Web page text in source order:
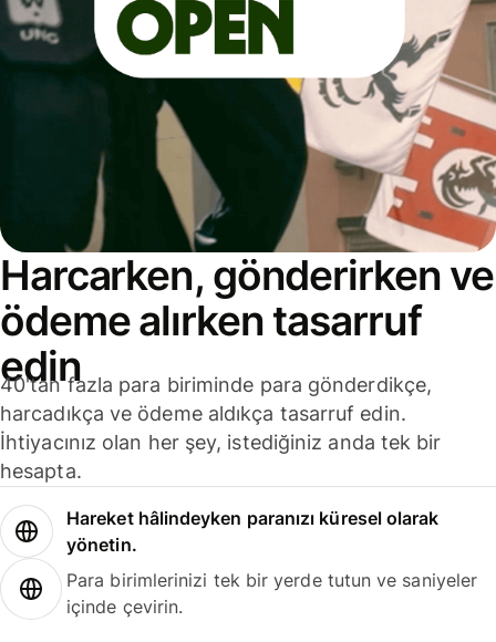
Harcarken, gönderirken ve
ödeme alırken tasarruf
edin
40'tan fazla para biriminde para gönderdikçe,
harcadıkça ve ödeme aldıkça tasarruf edin.
İhtiyacınız olan her şey, istediğiniz anda tek bir
hesapta.
Hareket hâlindeyken paranızı küresel olarak
yönetin.
Para birimlerinizi tek bir yerde tutun ve saniyeler
içinde çevirin.